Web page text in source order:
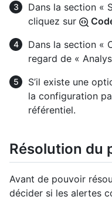
Dans la section «
cliquez sur
Dans la section «
regard de «
S’il existe une
la configuration
référentiel.
Résolution du
Avant de pouvoir
décider si les alertes